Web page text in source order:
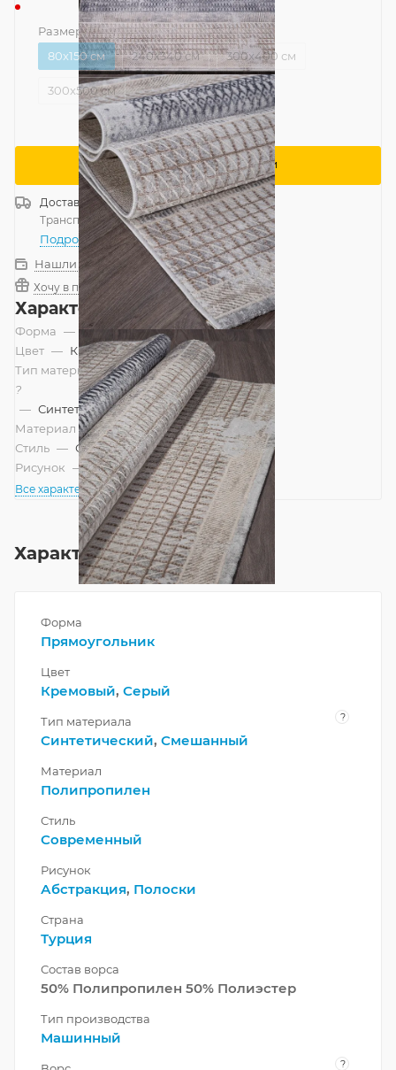
Размер — 80x150 см
80x150 см
240x340 см 300x400 см
300x500 см
Сообщить о поступлении
Доставка Россия
Транспортной компанией—бесплатно
Подробнее
Нашли дешевле?
Хочу в подарок
Характеристики
Форма — Прямоугольник
Цвет — Кремовый, Серый
Тип материала
?
— Синтетический, Смешанный
Материал — Полипропилен
Стиль — Современный
Рисунок — Абстракция, Полоски
Все характеристики
Характеристики
Форма
Прямоугольник
Цвет
Кремовый, Серый
Тип материала ?
Синтетический, Смешанный
Материал
Полипропилен
Стиль
Современный
Рисунок
Абстракция, Полоски
Страна
Турция
Состав ворса
50% Полипропилен 50% Полиэстер
Тип производства
Машинный
?